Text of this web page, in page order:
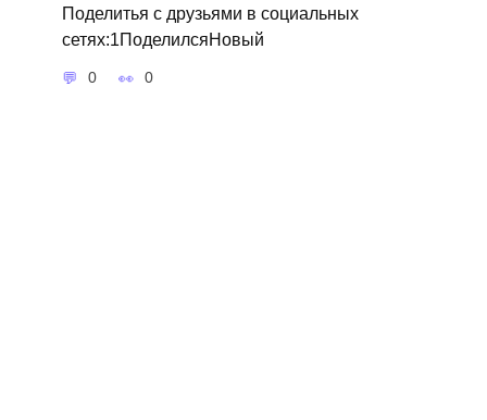
Поделитья с друзьями в социальных
сетях:1ПоделилсяНовый
0 0